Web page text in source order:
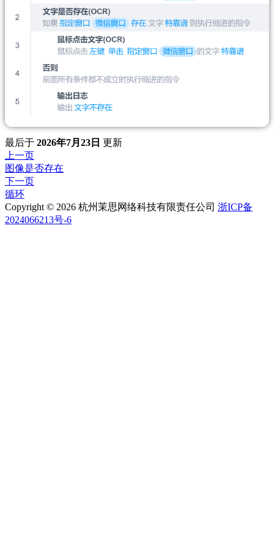
最后于 2026年7月23日 更新
上一页
图像是否存在
下一页
循环
Copyright © 2026 杭州茉思网络科技有限责任公司 浙ICP备
2024066213号-6